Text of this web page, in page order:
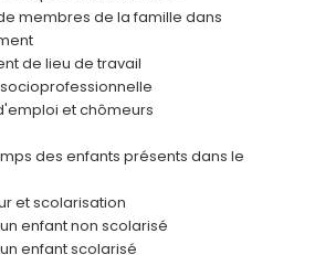
membres de la famille dans
de lieu de travail
et chômeurs
des enfants présents dans le
et scolarisation
enfant non scolarisé
enfant scolarisé